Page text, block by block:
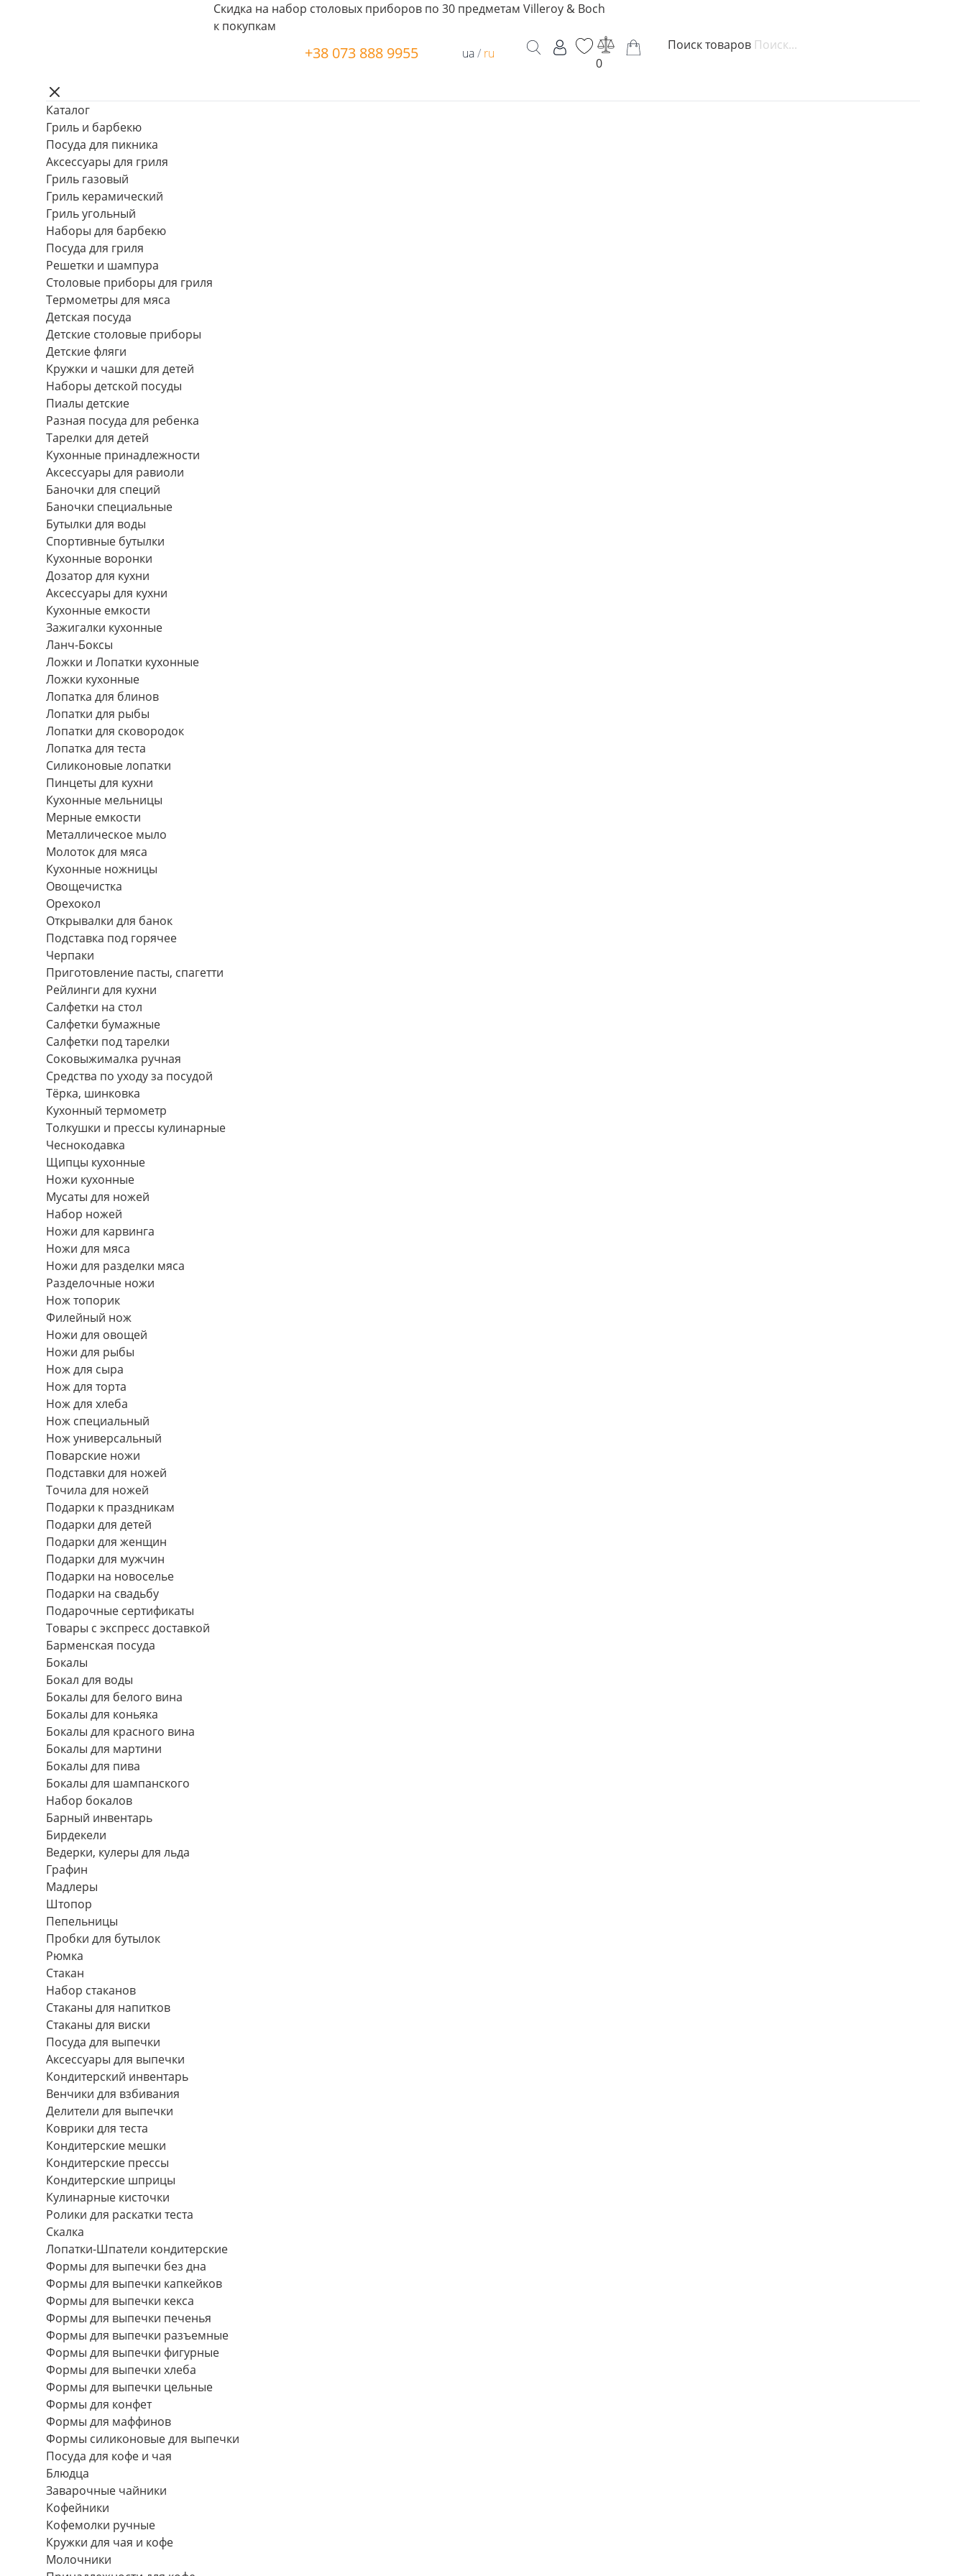
Скидка на набор столовых приборов по 30 предметам Villeroy & Boch
к покупкам
+38 073 888 9955 ua/ ru
0
Поиск товаров
Каталог
Гриль и барбекю
Посуда для пикника
Аксессуары для гриля
Гриль газовый
Гриль керамический
Гриль угольный
Наборы для барбекю
Посуда для гриля
Решетки и шампура
Столовые приборы для гриля
Термометры для мяса
Детская посуда
Детские столовые приборы
Детские фляги
Кружки и чашки для детей
Наборы детской посуды
Пиалы детские
Разная посуда для ребенка
Тарелки для детей
Кухонные принадлежности
Аксессуары для равиоли
Баночки для специй
Баночки специальные
Бутылки для воды
Спортивные бутылки
Кухонные воронки
Дозатор для кухни
Аксессуары для кухни
Кухонные емкости
Зажигалки кухонные
Ланч-Боксы
Ложки и Лопатки кухонные
Ложки кухонные
Лопатка для блинов
Лопатки для рыбы
Лопатки для сковородок
Лопатка для теста
Силиконовые лопатки
Пинцеты для кухни
Кухонные мельницы
Мерные емкости
Металлическое мыло
Молоток для мяса
Кухонные ножницы
Овощечистка
Орехокол
Открывалки для банок
Подставка под горячее
Черпаки
Приготовление пасты, спагетти
Рейлинги для кухни
Салфетки на стол
Салфетки бумажные
Салфетки под тарелки
Соковыжималка ручная
Средства по уходу за посудой
Тëрка, шинковка
Кухонный термометр
Толкушки и прессы кулинарные
Чеснокодавка
Щипцы кухонные
Ножи кухонные
Мусаты для ножей
Набор ножей
Ножи для карвинга
Ножи для мяса
Ножи для разделки мяса
Разделочные ножи
Нож топорик
Филейный нож
Ножи для овощей
Ножи для рыбы
Нож для сыра
Нож для торта
Нож для хлеба
Нож специальный
Нож универсальный
Поварские ножи
Подставки для ножей
Точила для ножей
Подарки к праздникам
Подарки для детей
Подарки для женщин
Подарки для мужчин
Подарки на новоселье
Подарки на свадьбу
Подарочные сертификаты
Товары с экспресс доставкой
Барменская посуда
Бокалы
Бокал для воды
Бокалы для белого вина
Бокалы для коньяка
Бокалы для красного вина
Бокалы для мартини
Бокалы для пива
Бокалы для шампанского
Набор бокалов
Барный инвентарь
Бирдекели
Ведерки, кулеры для льда
Графин
Мадлеры
Штопор
Пепельницы
Пробки для бутылок
Рюмка
Стакан
Набор стаканов
Стаканы для напитков
Стаканы для виски
Посуда для выпечки
Аксессуары для выпечки
Кондитерский инвентарь
Венчики для взбивания
Делители для выпечки
Коврики для теста
Кондитерские мешки
Кондитерские прессы
Кондитерские шприцы
Кулинарные кисточки
Ролики для раскатки теста
Скалка
Лопатки-Шпатели кондитерские
Формы для выпечки без дна
Формы для выпечки капкейков
Формы для выпечки кекса
Формы для выпечки печенья
Формы для выпечки разъемные
Формы для выпечки фигурные
Формы для выпечки хлеба
Формы для выпечки цельные
Формы для конфет
Формы для маффинов
Формы силиконовые для выпечки
Посуда для кофе и чая
Блюдца
Заварочные чайники
Кофейники
Кофемолки ручные
Кружки для чая и кофе
Молочники